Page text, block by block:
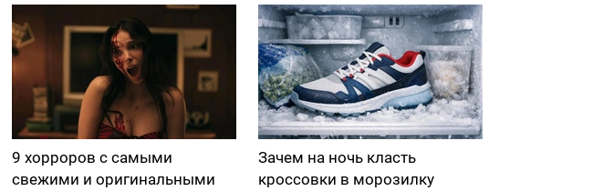
9 хорроров с самыми
свежими и оригинальными
Зачем на ночь класть
кроссовки в морозилку